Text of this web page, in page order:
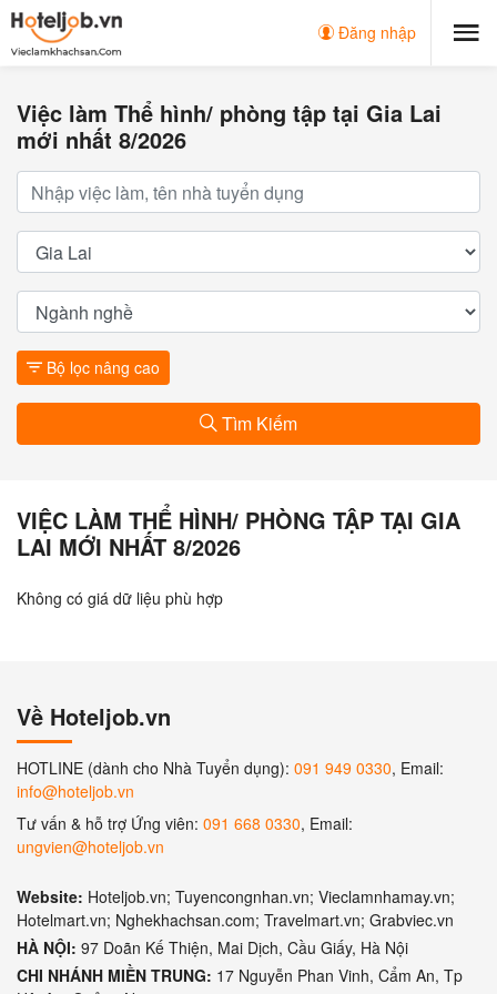
Đăng nhập
Việc làm Thể hình/ phòng tập tại Gia Lai
mới nhất 8/2026
Bộ lọc nâng cao
Tìm Kiếm
VIỆC LÀM THỂ HÌNH/ PHÒNG TẬP TẠI GIA
LAI MỚI NHẤT 8/2026
Không có giá dữ liệu phù hợp
Về Hoteljob.vn
HOTLINE (dành cho Nhà Tuyển dụng): 091 949 0330, Email:
info@hoteljob.vn
Tư vấn & hỗ trợ Ứng viên: 091 668 0330, Email:
ungvien@hoteljob.vn
Website: Hoteljob.vn; Tuyencongnhan.vn; Vieclamnhamay.vn;
Hotelmart.vn; Nghekhachsan.com; Travelmart.vn; Grabviec.vn
HÀ NỘI: 97 Doãn Kế Thiện, Mai Dịch, Cầu Giấy, Hà Nội
CHI NHÁNH MIỀN TRUNG: 17 Nguyễn Phan Vinh, Cẩm An, Tp